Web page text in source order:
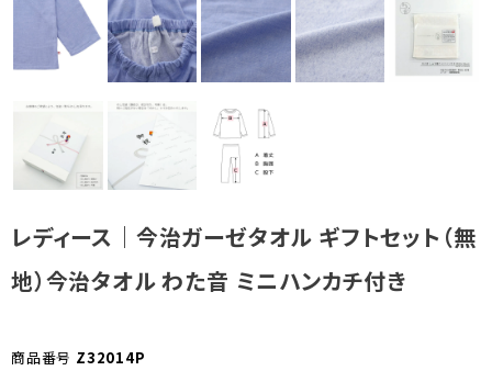
ログイン / 会員登録
お気に入り
お問い合わせ
レディース｜今治ガーゼタオル ギフトセット（無
地）今治タオル わた音 ミニハンカチ付き
商品番号 Z32014P